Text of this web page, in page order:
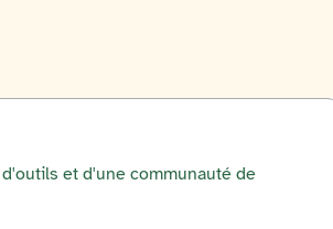
et d'une communauté de